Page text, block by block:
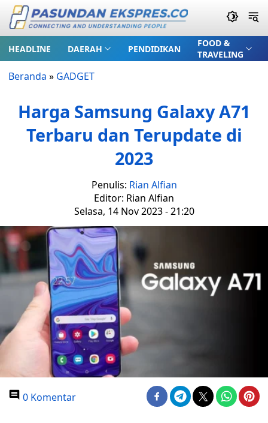
HEADLINE DAERAH PENDIDIKAN
FOOD &
TRAVELING
Beranda » GADGET
Harga Samsung Galaxy A71
Terbaru dan Terupdate di
2023
Penulis: Rian Alfian
Editor: Rian Alfian
Selasa, 14 Nov 2023 - 21:20
0 Komentar